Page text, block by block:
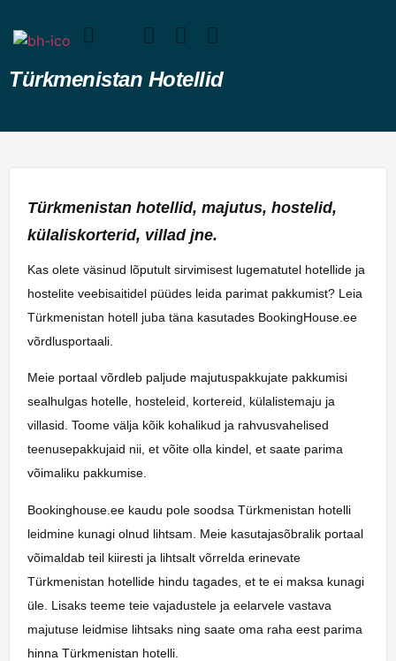
Türkmenistan Hotellid
Türkmenistan hotellid, majutus, hostelid,
külaliskorterid, villad jne.
Kas olete väsinud lõputult sirvimisest lugematutel hotellide ja
hostelite veebisaitidel püüdes leida parimat pakkumist? Leia
Türkmenistan hotell juba täna kasutades BookingHouse.ee
võrdlusportaali.
Meie portaal võrdleb paljude majutuspakkujate pakkumisi
sealhulgas hotelle, hosteleid, kortereid, külalistemaju ja
villasid. Toome välja kõik kohalikud ja rahvusvahelised
teenusepakkujaid nii, et võite olla kindel, et saate parima
võimaliku pakkumise.
Bookinghouse.ee kaudu pole soodsa Türkmenistan hotelli
leidmine kunagi olnud lihtsam. Meie kasutajasõbralik portaal
võimaldab teil kiiresti ja lihtsalt võrrelda erinevate
Türkmenistan hotellide hindu tagades, et te ei maksa kunagi
üle. Lisaks teeme teie vajadustele ja eelarvele vastava
majutuse leidmise lihtsaks ning saate oma raha eest parima
hinna Türkmenistan hotelli.